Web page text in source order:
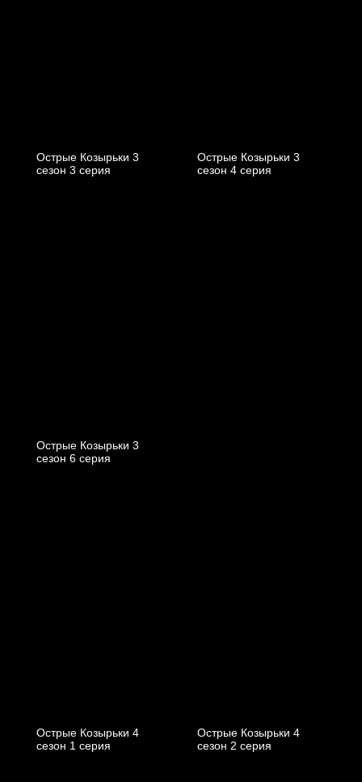
Острые Козырьки 3
cезон 3 cерия
Острые Козырьки 3
cезон 4 cерия
Острые Козырьки 3
cезон 6 cерия
Острые Козырьки 4
cезон 1 cерия
Острые Козырьки 4
cезон 2 cерия